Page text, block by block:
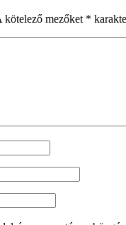
kötelező mezőket *